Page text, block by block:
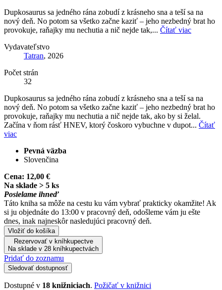
Dupkosaurus sa jedného rána zobudí z krásneho sna a teší sa na
nový deň. No potom sa všetko začne kaziť – jeho nezbedný brat ho
provokuje, raňajky mu nechutia a nič nejde tak,... Čítať viac
Vydavateľstvo
Tatran, 2026
Počet strán
32
Dupkosaurus sa jedného rána zobudí z krásneho sna a teší sa na
nový deň. No potom sa všetko začne kaziť – jeho nezbedný brat ho
provokuje, raňajky mu nechutia a nič nejde tak, ako by si želal.
Začína v ňom rásť HNEV, ktorý čoskoro vybuchne v dupot... Čítať
viac
Pevná väzba
Slovenčina
Cena: 12,00 €
Na sklade > 5 ks
Posielame ihneď
Táto kniha sa môže na cestu ku vám vybrať prakticky okamžite! Ak
si ju objednáte do 13:00 v pracovný deň, odošleme vám ju ešte
dnes, inak najneskôr nasledujúci pracovný deň.
Vložiť do košíka
Rezervovať v kníhkupectve
Na sklade v 28 kníhkupectvách
Pridať do zoznamu
Sledovať dostupnosť
Dostupné v 18 knižniciach. Požičať v knižnici